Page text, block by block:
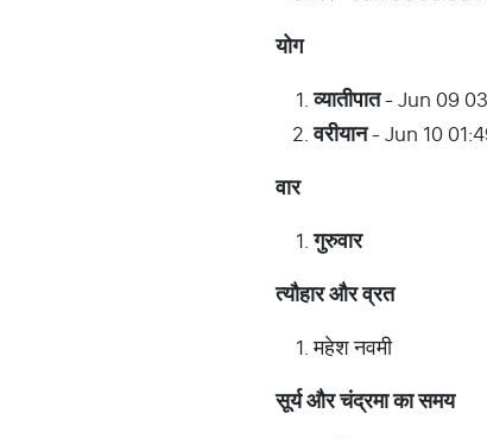
योग
व्यातीपात- Jun 09
वरीयान- Jun 10
वार
गुरुवार
त्यौहारऔरव्रत
महेश नवमी
सूर्यऔरचंद्रमाकासमय